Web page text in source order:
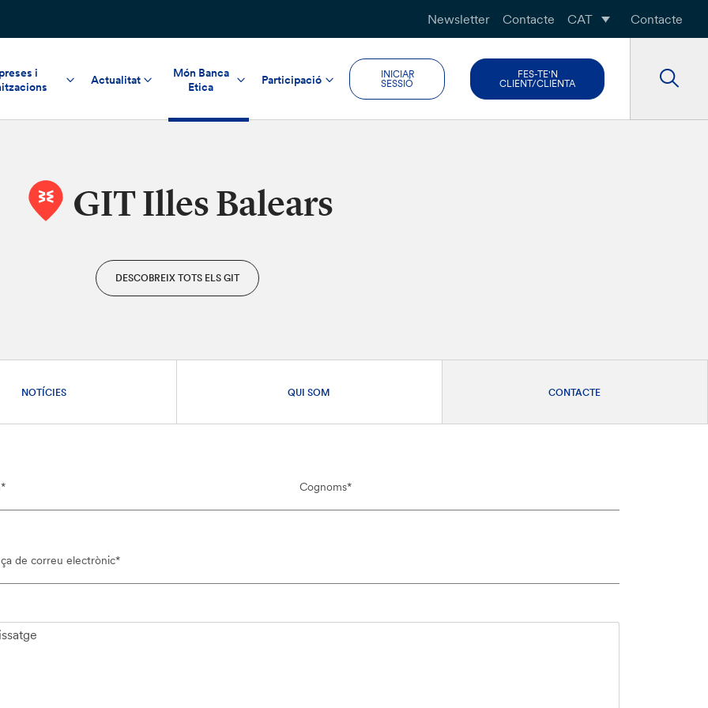
Newsletter Contacte CAT Contacte
i
Actualitat
Món Banca
Etica
Participació
INICIAR
SESSIÓ
FES-TE'N
CLIENT/CLIENTA
GIT Illes Balears
DESCOBREIX TOTS ELS GIT
NOTÍCIES QUI SOM CONTACTE